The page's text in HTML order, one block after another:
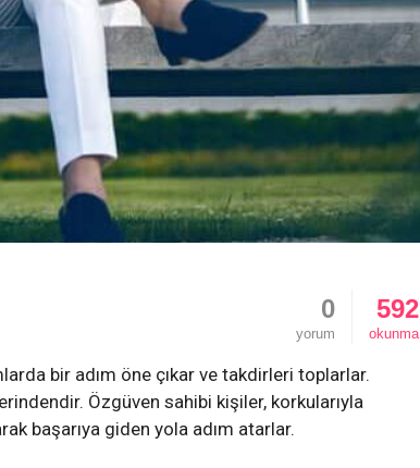
592
okunma
0
yorum
bir adım öne çıkar ve takdirleri toplarlar.
Özgüven sahibi kişiler, korkularıyla
başarıya giden yola adım atarlar.